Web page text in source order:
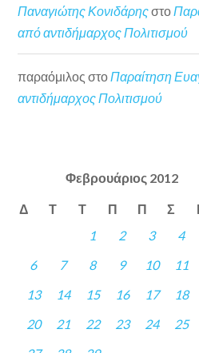
Παναγιώτης Κονιδάρηςστο
από αντιδήμαρχος Πολιτισμού
παραόμιλος στο Παραίτηση
αντιδήμαρχος Πολιτισμού
Φεβρουάριος 2012
Δ Τ Τ Π Π Σ
1 2 3 4
6
7 8 9 10 11
13
14 15 16 17 18
20
21 22 23 24 25